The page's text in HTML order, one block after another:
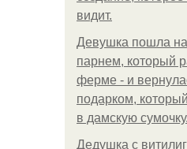
видит.
Девушка пошла
парнем, который
ферме - и
подарком,
в дамскую сумочку.
Дедушка с